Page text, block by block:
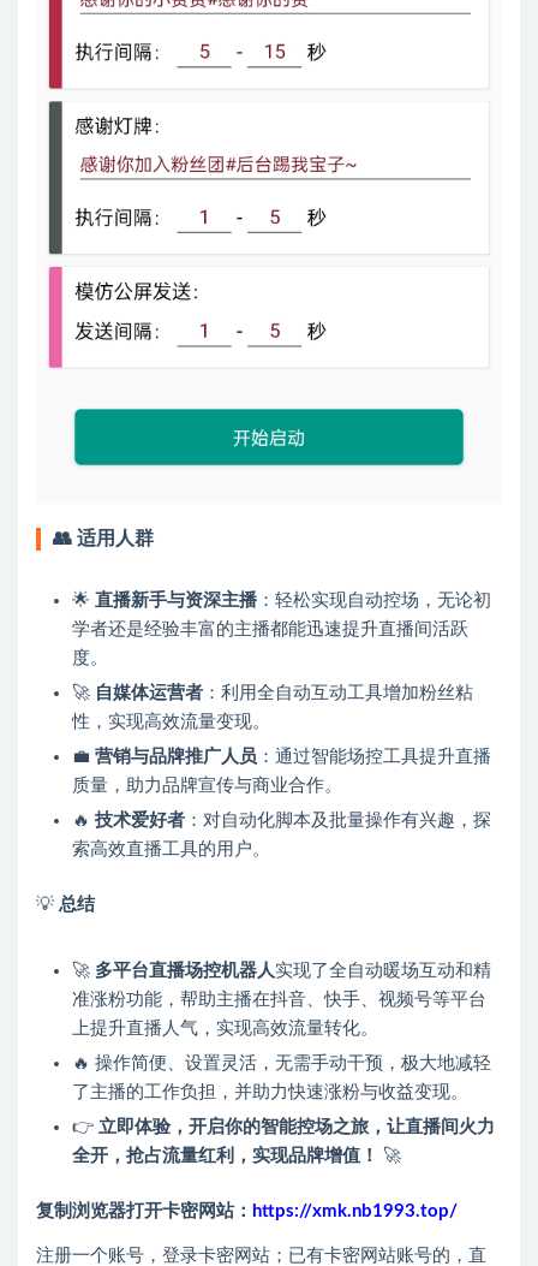
👥 适用人群
🌟 直播新手与资深主播 ：轻松实现自动控场，无论初
学者还是经验丰富的主播都能迅速提升直播间活跃
度。
🚀 自媒体运营者 ：利用全自动互动工具增加粉丝粘
性，实现高效流量变现。
💼 营销与品牌推广人员 ：通过智能场控工具提升直播
质量，助力品牌宣传与商业合作。
🔥 技术爱好者 ：对自动化脚本及批量操作有兴趣，探
索高效直播工具的用户。
💡 总结
🚀 多平台直播场控机器人 实现了全自动暖场互动和精
准涨粉功能，帮助主播在抖音、快手、视频号等平台
上提升直播人气，实现高效流量转化。
🔥 操作简便、设置灵活，无需手动干预，极大地减轻
了主播的工作负担，并助力快速涨粉与收益变现。
👉 立即体验，开启你的智能控场之旅，让直播间火力
全开，抢占流量红利，实现品牌增值！
🚀
复制浏览器打开卡密网站： https://xmk.nb1993.top/
注册一个账号，登录卡密网站；已有卡密网站账号的，直